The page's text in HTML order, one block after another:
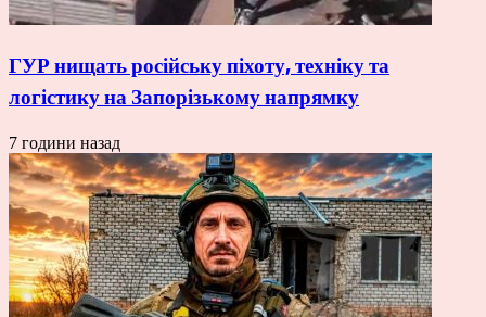
ГУР нищать російську піхоту, техніку та
логістику на Запорізькому напрямку
7 години назад